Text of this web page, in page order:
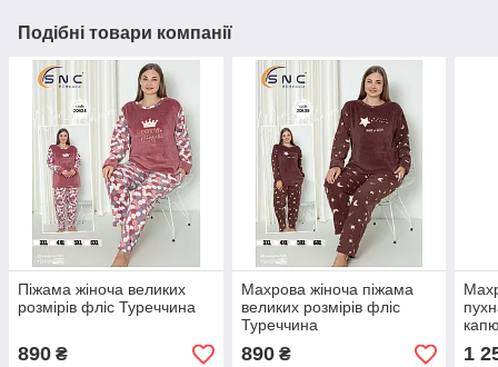
Подібні товари компанії
Піжама жіноча великих
розмірів фліс Туреччина
890 ₴
Махрова жіноча піжама
великих розмірів фліс
Туреччина
890₴ 1